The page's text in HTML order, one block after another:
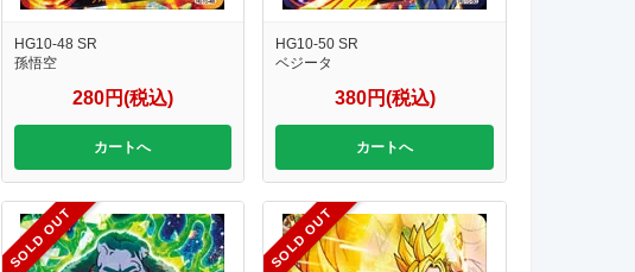
HG10-48 SR
孫悟空
280円(税込)
カートへ
HG10-50 SR
ベジータ
380円(税込)
カートへ
SOLD OUT SOLD OUT